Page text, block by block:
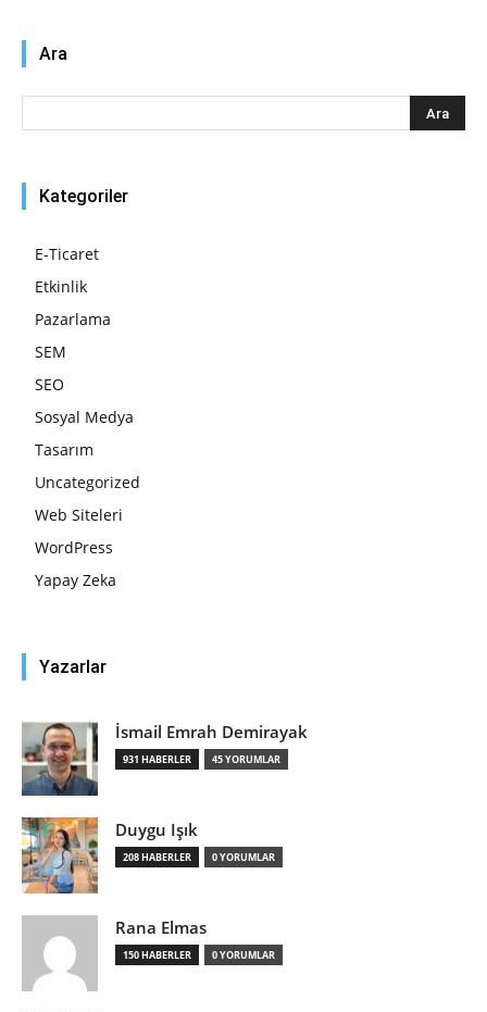
Ara
Kategoriler
E-Ticaret
Etkinlik
Pazarlama
SEM
SEO
Sosyal Medya
Tasarım
Uncategorized
Web Siteleri
WordPress
Yapay Zeka
Yazarlar
İsmail Emrah Demirayak
931 HABERLER 45 YORUMLAR
Duygu Işık
208 HABERLER 0 YORUMLAR
Rana Elmas
150 HABERLER 0 YORUMLAR